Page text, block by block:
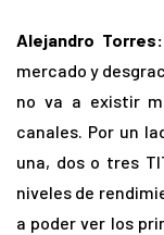
Alejandro Torres:
mercado y
no va a existir
canales. Por un
una, dos o tres
niveles de
a poder ver los